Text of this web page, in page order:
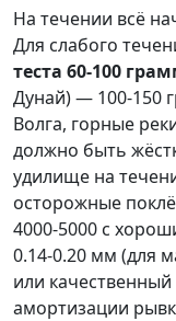
На течении всё
Для слабого
теста 60-100
Дунай) — 100-150
Волга, горные
должно быть
удилище на
осторожные
4000-5000 с
0.14-0.20 мм (для
или
амортизации